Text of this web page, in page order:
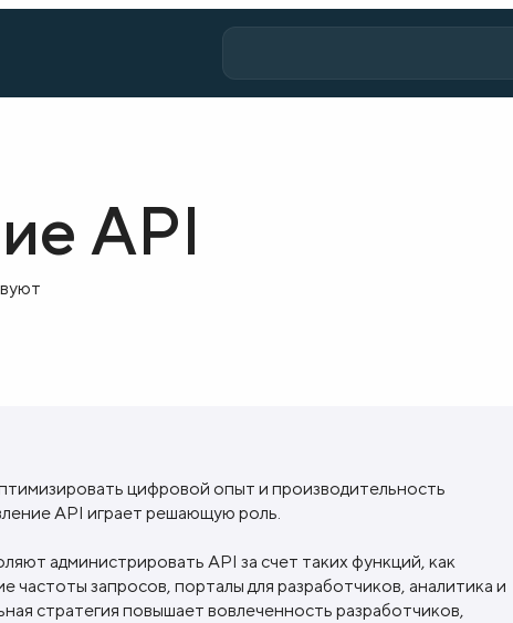
API
цифровой опыт и производительность
API играет решающую роль.
администрировать API за счет таких функций, как
частоты запросов, порталы для разработчиков, аналитика и
стратегия повышает вовлеченность разработчиков,